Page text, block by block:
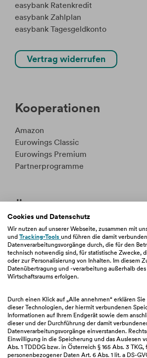
easybank Ratenkredit
easybank Zahlplan
easybank Tagesgeldkonto
Vertrag widerrufen
Kooperationen
Amazon
Eurowings Classic
Eurowings Premium
Partnerprogramme
Über uns
Unternehmen
Jobs & Karriere
Verantwortung
Newsroom
Beschwerdemanagement
Wissen
easybank App
Cookies und Datenschutz
Wir nutzen auf unserer Webseite, zusammen mit
und Tracking-Tools und führen die damit
Datenverarbeitungsvorgänge durch, die für den
technisch notwendig sind, für statistische Zwecke,
oder zur Personalisierung von Inhalten. Im diesem
Datenübertragung und -verarbeitung außerhalb des
Wirtschaftsraums erfolgen.
Durch einen Klick auf „Alle annehmen“ erklären
dieser Technologien, der hiermit verbundenen
Informationen auf Ihrem Endgerät sowie dem
dieser und der Durchführung der damit
Datenverarbeitungsvorgänge einverstanden.
Einwilligung in die Speicherung und das Auslesen
Abs. 1 TDDDG bzw. in Österreich § 165 Abs. 3
personenbezogener Daten Art. 6 Abs. 1 lit. a DS-